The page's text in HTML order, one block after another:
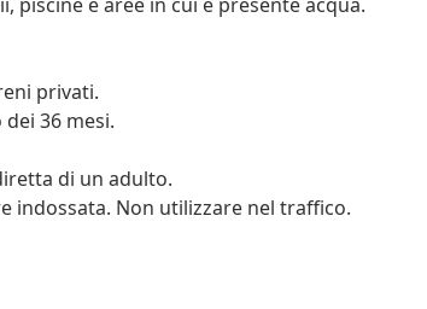
privati.
36 mesi.
di un adulto.
indossata. Non utilizzare nel traffico.